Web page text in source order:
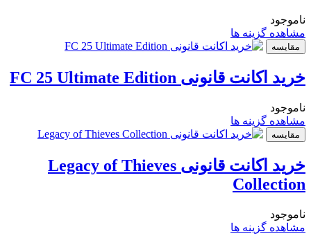
ناموجود
مشاهده گزینه ها
مقایسه
خرید اکانت قانونی FC 25 Ultimate Edition
ناموجود
مشاهده گزینه ها
مقایسه
خرید اکانت قانونی Legacy of Thieves
Collection
ناموجود
مشاهده گزینه ها